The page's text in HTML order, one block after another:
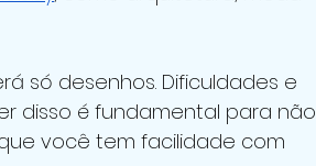
só desenhos. Dificuldades e
disso é fundamental para não
você tem facilidade com